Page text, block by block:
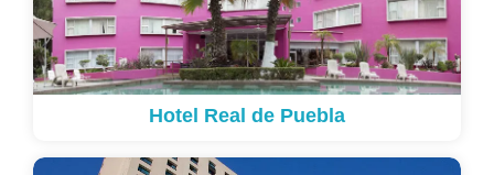
Hotel Real de Puebla